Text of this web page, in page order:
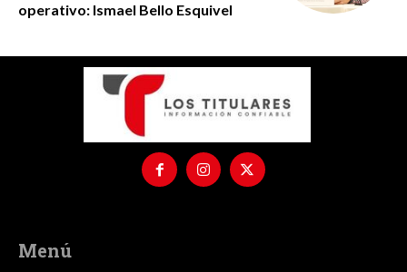
operativo: Ismael Bello Esquivel
Menú